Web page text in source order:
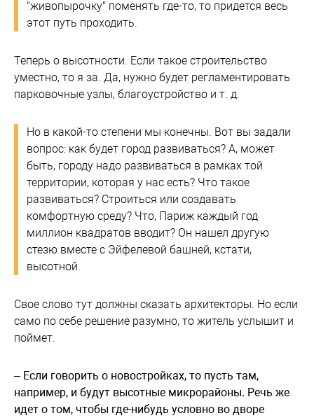
"живопырочку" поменять где-то, то придется весь
этот путь проходить.
Теперь о высотности. Если такое строительство
уместно, то я за. Да, нужно будет регламентировать
парковочные узлы, благоустройство и т. д.
Но в какой-то степени мы конечны. Вот вы задали
вопрос: как будет город развиваться? А, может
быть, городу надо развиваться в рамках той
территории, которая у нас есть? Что такое
развиваться? Строиться или создавать
комфортную среду? Что, Париж каждый год
миллион квадратов вводит? Он нашел другую
стезю вместе с Эйфелевой башней, кстати,
высотной.
Свое слово тут должны сказать архитекторы. Но если
само по себе решение разумно, то житель услышит и
поймет.
– Если говорить о новостройках, то пусть там,
например, и будут высотные микрорайоны. Речь же
идет о том, чтобы где-нибудь условно во дворе